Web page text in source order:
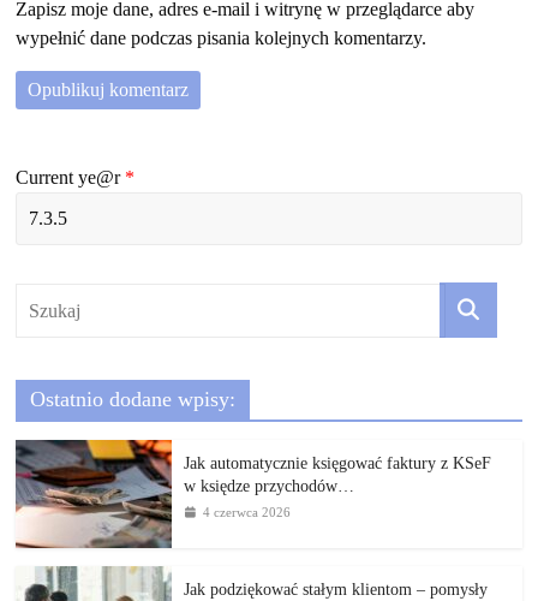
Zapisz moje dane, adres e-mail i witrynę w przeglądarce aby
wypełnić dane podczas pisania kolejnych komentarzy.
Current ye@r *
Ostatnio dodane wpisy:
Jak automatycznie księgować faktury z KSeF
w księdze przychodów…
4 czerwca 2026
Jak podziękować stałym klientom – pomysły